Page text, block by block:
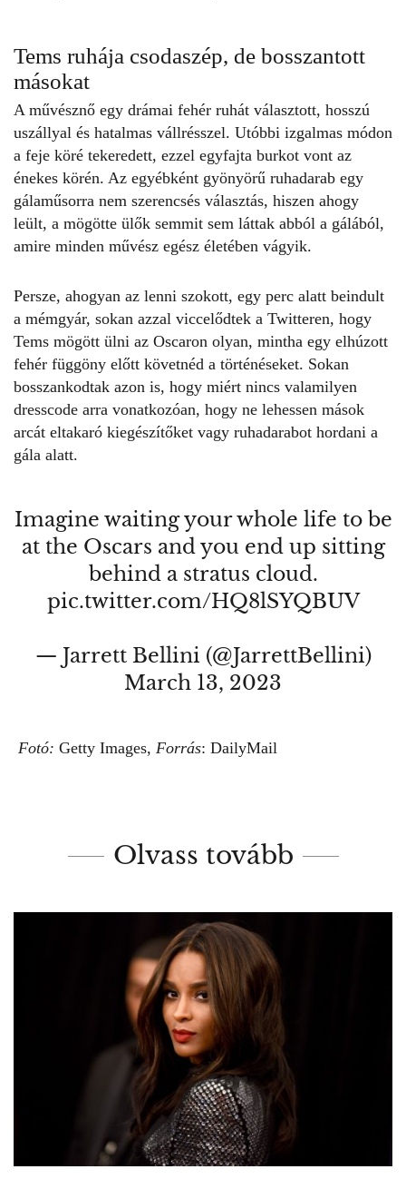
Tems ruhája csodaszép, de bosszantott
másokat
A művésznő egy drámai fehér ruhát választott, hosszú
uszállyal és hatalmas vállrésszel. Utóbbi izgalmas módon
a feje köré tekeredett, ezzel egyfajta burkot vont az
énekes körén. Az egyébként gyönyörű ruhadarab egy
gálaműsorra nem szerencsés választás, hiszen ahogy
leült, a mögötte ülők semmit sem láttak abból a gálából,
amire minden művész egész életében vágyik.
Persze, ahogyan az lenni szokott, egy perc alatt beindult
a mémgyár, sokan azzal viccelődtek a Twitteren, hogy
Tems mögött ülni az Oscaron olyan, mintha egy elhúzott
fehér függöny előtt követnéd a történéseket. Sokan
bosszankodtak azon is, hogy miért nincs valamilyen
dresscode arra vonatkozóan, hogy ne lehessen mások
arcát eltakaró kiegészítőket vagy ruhadarabot hordani a
gála alatt.
Imagine waiting your whole life to be
at the Oscars and you end up sitting
behind a stratus cloud.
pic.twitter.com/HQ8lSYQBUV
— Jarrett Bellini (@JarrettBellini)
March 13, 2023
Fotó: Getty Images, Forrás: DailyMail
Olvass tovább